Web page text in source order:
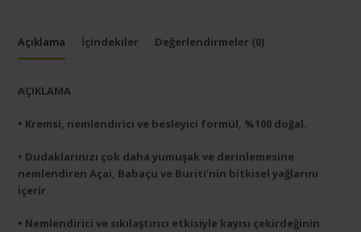
Açıklama İçindekiler Değerlendirmeler (0)
AÇIKLAMA
• Kremsi, nemlendirici ve besleyici formül, %100 doğal.
• Dudaklarınızı çok daha yumuşak ve derinlemesine
nemlendiren Açai, Babaçu ve Buriti’nin bitkisel yağlarını
içerir.
• Nemlendirici ve sıkılaştırıcı etkisiyle kayısı çekirdeğinin